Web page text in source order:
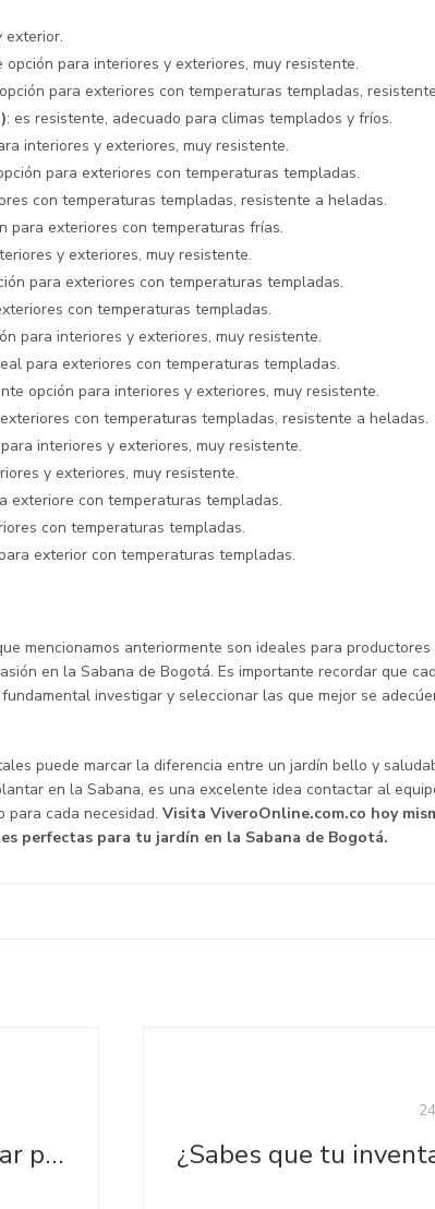
exterior.
opción para interiores y exteriores, muy resistente.
para exteriores con temperaturas templadas,
: es resistente, adecuado para climas templados y fríos.
interiores y exteriores, muy resistente.
para exteriores con temperaturas templadas.
con temperaturas templadas, resistente a heladas.
para exteriores con temperaturas frías.
y exteriores, muy resistente.
para exteriores con temperaturas templadas.
con temperaturas templadas.
para interiores y exteriores, muy resistente.
para exteriores con temperaturas templadas.
opción para interiores y exteriores, muy resistente.
con temperaturas templadas, resistente a heladas.
interiores y exteriores, muy resistente.
y exteriores, muy resistente.
exteriore con temperaturas templadas.
con temperaturas templadas.
exterior con temperaturas templadas.
mencionamos anteriormente son ideales para productores
en la Sabana de Bogotá. Es importante recordar que
investigar y seleccionar las que mejor se
puede marcar la diferencia entre un jardín bello y
en la Sabana, es una excelente idea contactar al
para cada necesidad. Visita ViveroOnline.com.co hoy
perfectas para tu jardín en la Sabana de Bogotá.
¿Cuánto cuesta comprar plantas ornamentales al por mayor en Bogotá?